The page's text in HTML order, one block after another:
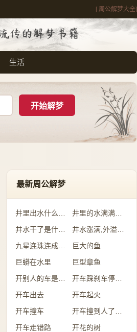
[ 周公解梦大全]
生活
最新周公解梦
井里的水满满的是什么意思
巨大的鱼
巨蟒在水里
巨型章鱼
开车踩刹车停不下来
开车出去
开车起火
开车撞车
开车走错路
开花的树